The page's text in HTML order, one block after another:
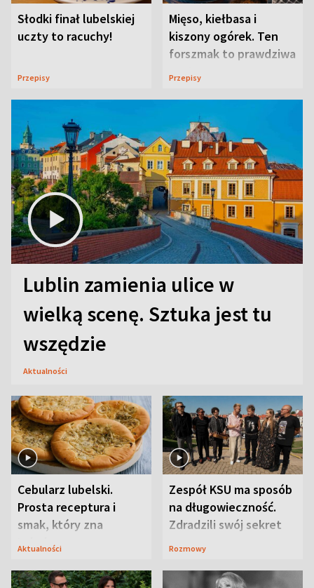
Słodki finał lubelskiej
uczty to racuchy!
Przepisy
Mięso, kiełbasa i
kiszony ogórek. Ten
forszmak to prawdziwa
uczta
Przepisy
Lublin zamienia ulice w
wielką scenę. Sztuka jest tu
wszędzie
Aktualności
Cebularz lubelski.
Prosta receptura i
smak, który zna
Lubelszczyzna
Aktualności
Zespół KSU ma sposób
na długowieczność.
Zdradzili swój sekret
Rozmowy